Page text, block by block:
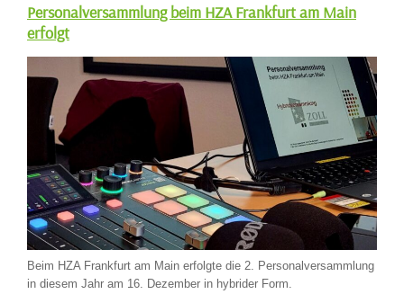
Personalversammlung beim HZA Frankfurt am Main
erfolgt
Beim HZA Frankfurt am Main erfolgte die 2. Personalversammlung
in diesem Jahr am 16. Dezember in hybrider Form.